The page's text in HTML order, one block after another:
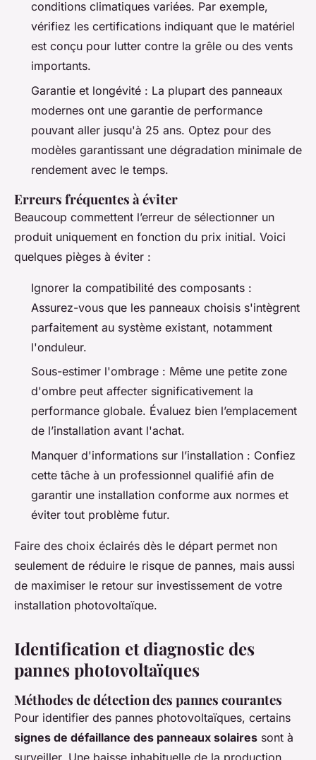
conditions climatiques variées. Par exemple,
vérifiez les certifications indiquant que le matériel
est conçu pour lutter contre la grêle ou des vents
importants.
Garantie et longévité : La plupart des panneaux
modernes ont une garantie de performance
pouvant aller jusqu'à 25 ans. Optez pour des
modèles garantissant une dégradation minimale de
rendement avec le temps.
Erreurs fréquentes à éviter
Beaucoup commettent l’erreur de sélectionner un
produit uniquement en fonction du prix initial. Voici
quelques pièges à éviter :
Ignorer la compatibilité des composants :
Assurez-vous que les panneaux choisis s'intègrent
parfaitement au système existant, notamment
l'onduleur.
Sous-estimer l'ombrage : Même une petite zone
d'ombre peut affecter significativement la
performance globale. Évaluez bien l’emplacement
de l’installation avant l'achat.
Manquer d'informations sur l’installation : Confiez
cette tâche à un professionnel qualifié afin de
garantir une installation conforme aux normes et
éviter tout problème futur.
Faire des choix éclairés dès le départ permet non
seulement de réduire le risque de pannes, mais aussi
de maximiser le retour sur investissement de votre
installation photovoltaïque.
Identification et diagnostic des
pannes photovoltaïques
Méthodes de détection des pannes courantes
Pour identifier des pannes photovoltaïques, certains
signes de défaillance des panneaux solaires sont à
surveiller. Une baisse inhabituelle de la production,